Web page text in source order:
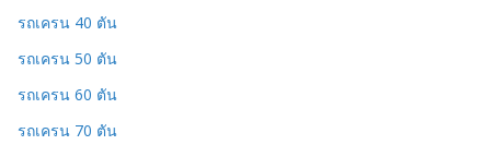
รถเครน 40 ตัน
รถเครน 50 ตัน
รถเครน 60 ตัน
รถเครน 70 ตัน